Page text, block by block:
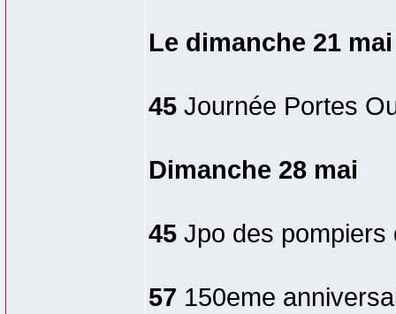
Le dimanche 21 mai
45 Journée Portes
Dimanche 28 mai
45 Jpo des pompiers
57 150eme